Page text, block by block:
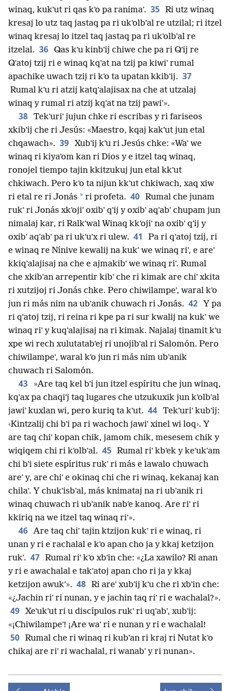
winaq, kukʼut ri qas kʼo pa ranimaʼ. 35 Ri utz winaq
kresaj lo utz taq jastaq pa ri ukʼolbʼal re utzilal; ri itzel
winaq kresaj lo itzel taq jastaq pa ri ukʼolbʼal re
itzelal. 36 Qas kʼu kinbʼij chiwe che pa ri Qʼij re
Qʼatoj tzij ri e winaq kqʼat na tzij pa kiwiʼ rumal
apachike uwach tzij ri kʼo ta upatan kkibʼij. 37
Rumal kʼu ri atzij katqʼalajisax na che at utzalaj
winaq y rumal ri atzij kqʼat na tzij pawiʼ».
38 Tekʼuriʼ jujun chke ri escribas y ri fariseos
xkibʼij che ri Jesús: «Maestro, kqaj kakʼut jun etal
chqawach». 39 Xubʼij kʼu ri Jesús chke: «Waʼ we
winaq ri kiyaʼom kan ri Dios y e itzel taq winaq,
ronojel tiempo tajin kkitzukuj jun etal kkʼut
chkiwach. Pero kʼo ta nijun kkʼut chkiwach, xaq xiw
ri etal re ri Jonás * ri profeta. 40 Rumal che junam
rukʼ ri Jonás xkʼojiʼ oxibʼ qʼij y oxibʼ aqʼabʼ chupam jun
nimalaj kar, ri Ralkʼwal Winaq kkʼojiʼ na oxibʼ qʼij y
oxibʼ aqʼabʼ pa ri ukʼuʼx ri ulew. 41
Pa ri qʼatoj tzij, ri
e winaq re Nínive kewalij na kukʼ we winaq riʼ, e areʼ
kkiqʼalajisaj na che e ajmakibʼ we winaq riʼ. Rumal
che xkibʼan arrepentir kibʼ che ri kimak are chiʼ xkita
ri xutzijoj ri Jonás chke. Pero chiwilampeʼ, waral kʼo
jun ri más nim na ubʼanik chuwach ri Jonás. 42
Y pa
ri qʼatoj tzij, ri reina ri kpe pa ri sur kwalij na kukʼ we
winaq riʼ y kuqʼalajisaj na ri kimak. Najalaj tinamit kʼu
xpe wi rech xulutatabʼej ri unojibʼal ri Salomón. Pero
chiwilampeʼ, waral kʼo jun ri más nim ubʼanik
chuwach ri Salomón.
43
»Are taq kel bʼi jun itzel espíritu che jun winaq,
kqʼax pa chaqiʼj taq lugares che utzukuxik jun kʼolbʼal
jawiʼ kuxlan wi, pero kuriq ta kʼut. 44 Tekʼuriʼ kubʼij:
‹Kintzalij chi bʼi pa ri wachoch jawiʼ xinel wi loq›. Y
are taq chiʼ kopan chik, jamom chik, mesesem chik y
wiqiqem chi ri kʼolbʼal. 45 Rumal riʼ kbʼek y keʼukʼam
chi bʼi siete espíritus rukʼ ri más e lawalo chuwach
areʼ y, are chiʼ e okinaq chi che ri winaq, kekanaj kan
chilaʼ. Y chukʼisbʼal, más knimataj na ri ubʼanik ri
winaq chuwach ri ubʼanik nabʼe kanoq. Are riʼ ri
kkiriq na we itzel taq winaq riʼ».
46 Are taq chiʼ tajin ktzijon kukʼ ri e winaq, ri
unan y ri e rachalal e kʼo apan cho ja y kkaj ketzijon
rukʼ. 47 Rumal riʼ kʼo xbʼin che: «¿La xawilo? Ri anan
y ri e awachalal e takʼatoj apan cho ri ja y kkaj
ketzijon awukʼ». 48 Ri areʼ xubʼij kʼu che ri xbʼin che:
«¿Jachin riʼ ri nunan, y e jachin taq riʼ ri e wachalal?».
49 Xeʼukʼut ri u discípulos rukʼ ri uqʼabʼ, xubʼij:
«¡Chiwilampeʼ! ¡Are waʼ ri e nunan y ri e wachalal!
50 Rumal che ri winaq ri kubʼan ri kraj ri Nutat kʼo
chikaj are riʼ ri wachalal, ri wanabʼ y ri nunan».